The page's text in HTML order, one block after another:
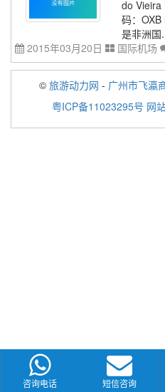
do Vieira
码：
是非洲国
2015年03月20日
国际机场
© 旅游动力网 - 广州市飞瀛
粤ICP备11023295号 网
咨询电话 短信咨询